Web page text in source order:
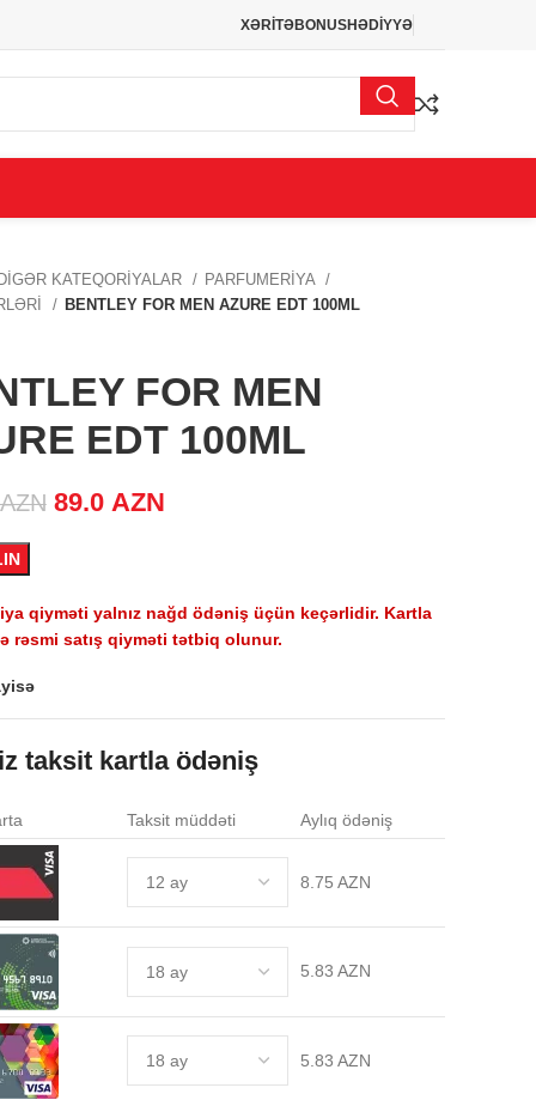
XƏRİTƏBONUSHƏDİYYƏ
KATEQORİYALAR
PARFUMERİYA
BENTLEY FOR MEN AZURE EDT 100ML
FOR MEN
EDT 100ML
AZN Original price was: 105.0 AZN.
89.0 AZN
qiyməti yalnız nağd ödəniş üçün keçərlidir. Kartla
rəsmi satış qiyməti tətbiq olunur.
taksit kartla ödəniş
Taksit müddəti Aylıq ödəniş
8.75 AZN
5.83 AZN
5.83 AZN